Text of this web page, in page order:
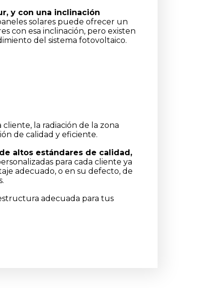
y con una inclinación
solares puede ofrecer un
con esa inclinación, pero existen
del sistema fotovoltaico.
la radiación de la zona
de calidad y eficiente.
altos estándares de calidad,
para cada cliente ya
adecuado, o en su defecto, de
adecuada para tus